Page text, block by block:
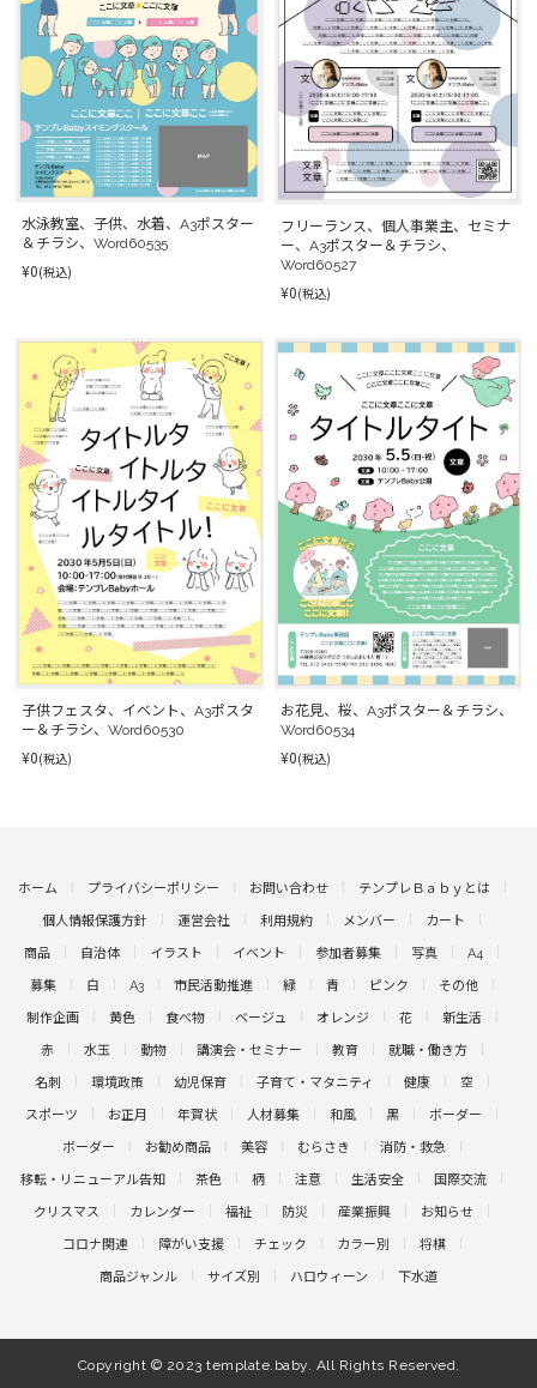
水泳教室、子供、水着、A3ポスター
＆チラシ、Word60535
¥0(税込)
フリーランス、個人事業主、セミナ
ー、A3ポスター＆チラシ、
Word60527
¥0(税込)
子供フェスタ、イベント、A3ポスタ
ー＆チラシ、Word60530
¥0(税込)
お花見、桜、A3ポスター＆チラシ、
Word60534
¥0(税込)
ホーム プライバシーポリシー お問い合わせ テンプレＢａｂｙとは
個人情報保護方針 運営会社 利用規約 メンバー カート
商品 自治体 イラスト イベント 参加者募集 写真 A4
募集 白 A3 市民活動推進 緑 青 ピンク その他
制作企画 黄色 食べ物 ベージュ オレンジ 花 新生活
赤 水玉 動物 講演会・セミナー 教育 就職・働き方
名刺 環境政策 幼児保育 子育て・マタニティ 健康 空
スポーツ お正月 年賀状 人材募集 和風 黒 ボーダー
ボーダー お勧め商品 美容 むらさき 消防・救急
移転・リニューアル告知 茶色 柄 注意 生活安全 国際交流
クリスマス カレンダー 福祉 防災 産業振興 お知らせ
コロナ関連 障がい支援 チェック カラー別 将棋
商品ジャンル サイズ別 ハロウィーン 下水道
Copyright © 2023 template.baby. All Rights Reserved.